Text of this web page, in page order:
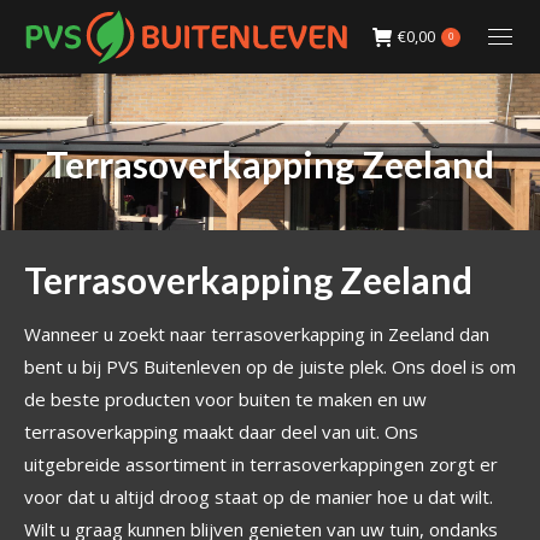
€0,00 0
Terrasoverkapping Zeeland
Terrasoverkapping Zeeland
Wanneer u zoekt naar terrasoverkapping in Zeeland dan
bent u bij PVS Buitenleven op de juiste plek. Ons doel is om
de beste producten voor buiten te maken en uw
terrasoverkapping maakt daar deel van uit. Ons
uitgebreide assortiment in terrasoverkappingen zorgt er
voor dat u altijd droog staat op de manier hoe u dat wilt.
Wilt u graag kunnen blijven genieten van uw tuin, ondanks